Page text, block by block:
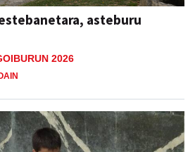
asteburu
2026